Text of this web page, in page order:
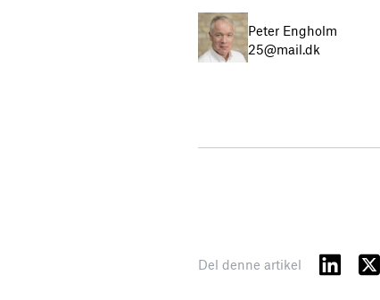
Peter Engholm
25@mail.dk
Del denne artikel